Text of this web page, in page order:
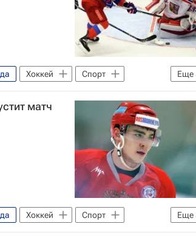
Еще
Хоккей
Спорт
хоккею с шайбой
матч
Еще
Хоккей
Спорт
России по хоккею с шайбой